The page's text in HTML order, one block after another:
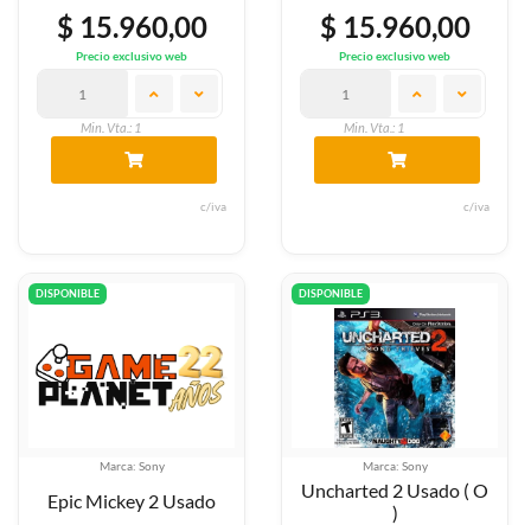
$ 15.960,00
Precio exclusivo web
Min. Vta.: 1
c/iva
$ 15.960,00
Precio exclusivo web
Min. Vta.: 1
c/iva
DISPONIBLE
Marca: Sony
Epic Mickey 2 Usado
DISPONIBLE
Marca: Sony
Uncharted 2 Usado ( O
)